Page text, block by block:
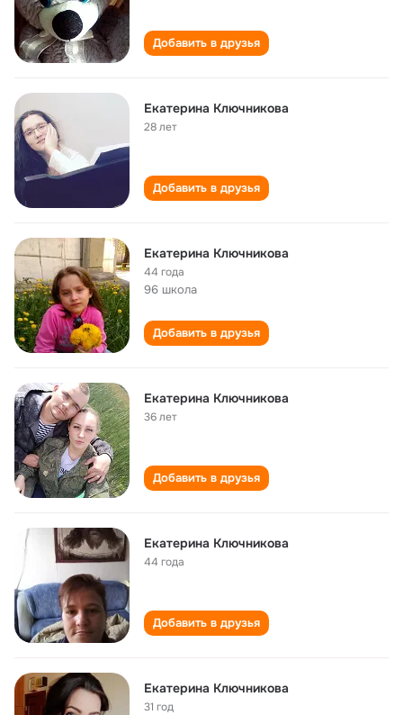
Добавить в друзья
Екатерина Ключникова
28 лет
Добавить в друзья
Екатерина Ключникова
44 года
96 школа
Добавить в друзья
Екатерина Ключникова
36 лет
Добавить в друзья
Екатерина Ключникова
44 года
Добавить в друзья
Екатерина Ключникова
31 год